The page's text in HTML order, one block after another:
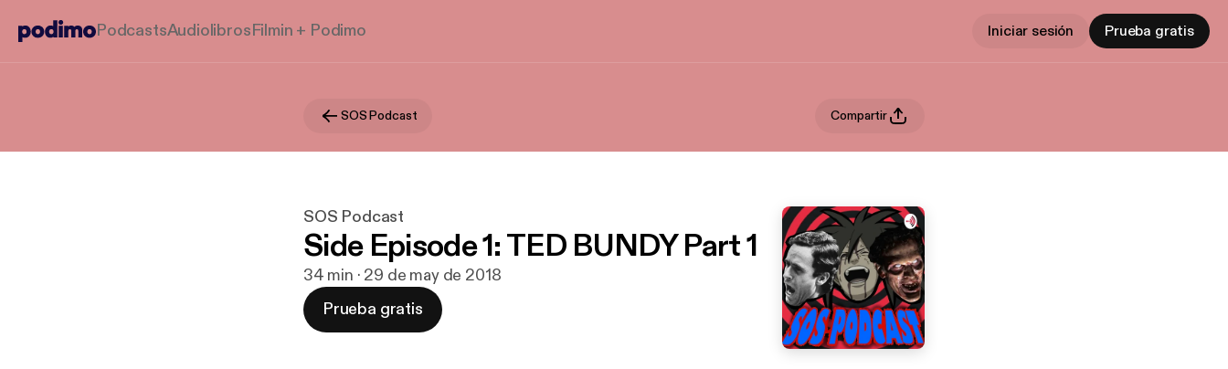
PodcastsAudiolibrosFilmin + Podimo Iniciar sesión Prueba gratis
SOS Podcast Compartir
SOS Podcast
Side Episode 1: TED BUNDY Part 1
34 min · 29 de may de 2018
Prueba gratis